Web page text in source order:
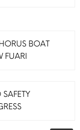
BOAT
FUARI